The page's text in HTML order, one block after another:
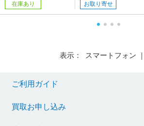
在庫あり お取り寄せ
表示： スマートフォン ｜
ご利用ガイド
買取お申し込み